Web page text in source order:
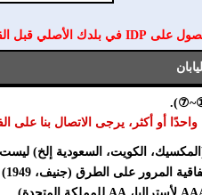
(المكسيك، الكويت، السعودية إلخ)
1949) المعترف بها من قبل الأمم المتحدة.